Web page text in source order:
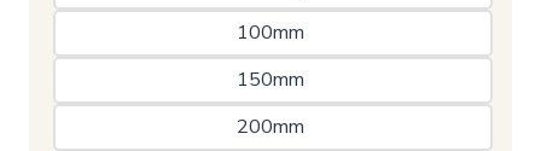
100mm
150mm
200mm